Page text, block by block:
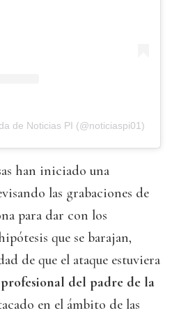
de Noticias PI (@noticiaspi01)
han iniciado una
las grabaciones de
para dar con los
que se barajan,
de que el ataque estuviera
del padre de la
en el ámbito de las